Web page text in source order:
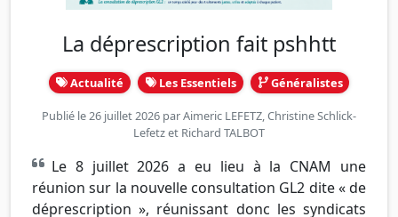
La déprescription fait pshhtt
Actualité Les Essentiels Généralistes
Publié le 26 juillet 2026 parAimeric LEFETZ Christine Schlick-
Lefetzet Richard TALBOT
Le 8 juillet 2026 a eu lieu à la CNAM une
réunion sur la nouvelle consultation GL2 dite « de
déprescription », réunissant donc les syndicats